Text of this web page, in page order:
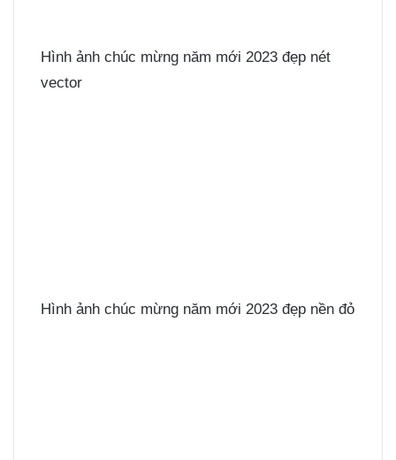
Hình ảnh chúc mừng năm mới 2023 đẹp nét
vector
Hình ảnh chúc mừng năm mới 2023 đẹp nền đỏ